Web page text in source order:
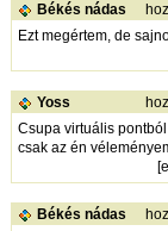
Békés nádas
Ezt megértem, de
Yoss
Csupa virtuális
csak az én
[
Békés nádas